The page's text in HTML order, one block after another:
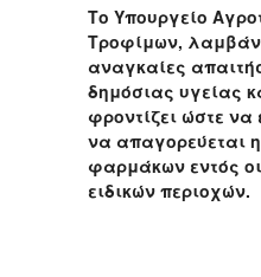
Το Υπουργείο
Τροφίμων,
αναγκαίες
δημόσιας υγείας
φροντίζει ώστε να
να απαγορεύεται
φαρμάκων εντός
ειδικών περιοχών.